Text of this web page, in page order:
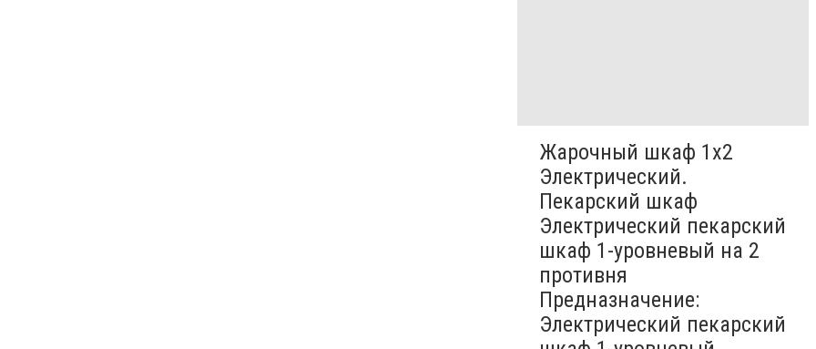
Жарочный шкаф 1х2
Электрический.
Пекарский шкаф
Электрический пекарский
шкаф 1-уровневый на 2
противня
Предназначение:
Электрический пекарский